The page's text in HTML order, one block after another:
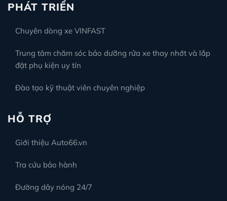
PHÁT TRIỂN
Chuyên dòng xe VINFAST
Trung tâm chăm sóc bảo dưỡng rửa xe thay nhớt và lắp
đặt phụ kiện uy tín
Đào tạo kỹ thuật viên chuyên nghiệp
HỖ TRỢ
Giới thiệu Auto66.vn
Tra cứu bảo hành
Đường dây nóng 24/7